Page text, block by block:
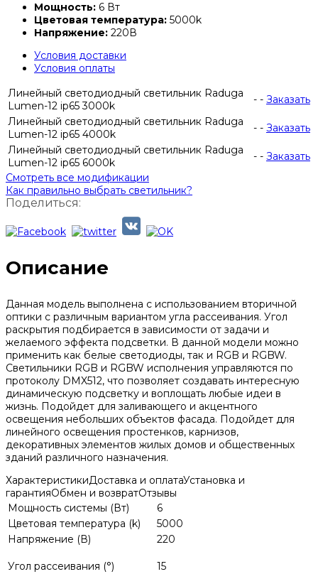
Мощность: 6 Вт
Цветовая температура: 5000k
Напряжение: 220В
Условия доставки
Условия оплаты
Линейный светодиодный светильник Raduga
Lumen-12 ip65 3000k
- - Заказать
Линейный светодиодный светильник Raduga
Lumen-12 ip65 4000k
- - Заказать
Линейный светодиодный светильник Raduga
Lumen-12 ip65 6000k
- - Заказать
Смотреть все модификации
Как правильно выбрать светильник?
Поделиться:
Описание
Данная модель выполнена с использованием вторичной
оптики с различным вариантом угла рассеивания. Угол
раскрытия подбирается в зависимости от задачи и
желаемого эффекта подсветки. В данной модели можно
применить как белые светодиоды, так и RGB и RGBW.
Светильники RGB и RGBW исполнения управляются по
протоколу DMX512, что позволяет создавать интересную
динамическую подсветку и воплощать любые идеи в
жизнь. Подойдет для заливающего и акцентного
освещения небольших объектов фасада. Подойдет для
линейного освещения простенков, карнизов,
декоративных элементов жилых домов и общественных
зданий различного назначения.
ХарактеристикиДоставка и оплатаУстановка и
гарантияОбмен и возвратОтзывы
Мощность системы (Вт)
6
Цветовая температура (k)
5000
Напряжение (В)
220
Угол рассеивания (°)
15